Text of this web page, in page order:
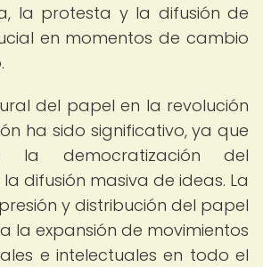
la protesta y la difusión de
en momentos de cambio
del papel en la revolución
ha sido significativo, ya que
la democratización del
difusión masiva de ideas. La
y distribución del papel
la expansión de movimientos
e intelectuales en todo el